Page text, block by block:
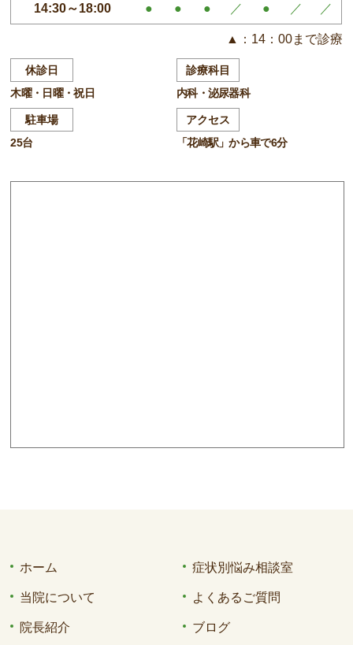
14:30～18:00 ● ● ● ／ ● ／ ／
▲：14：00まで診療
休診日
木曜・日曜・祝日
診療科目
内科・泌尿器科
駐車場
25台
アクセス
「花崎駅」から車で6分
ホーム
当院について
院長紹介
症状別悩み相談室
よくあるご質問
ブログ